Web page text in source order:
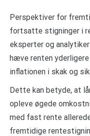
Perspektiver for
fortsatte stigninger i
eksperter og
hæve renten
inflationen i skak og
Dette kan betyde, at
opleve øgede
med fast rente
fremtidige